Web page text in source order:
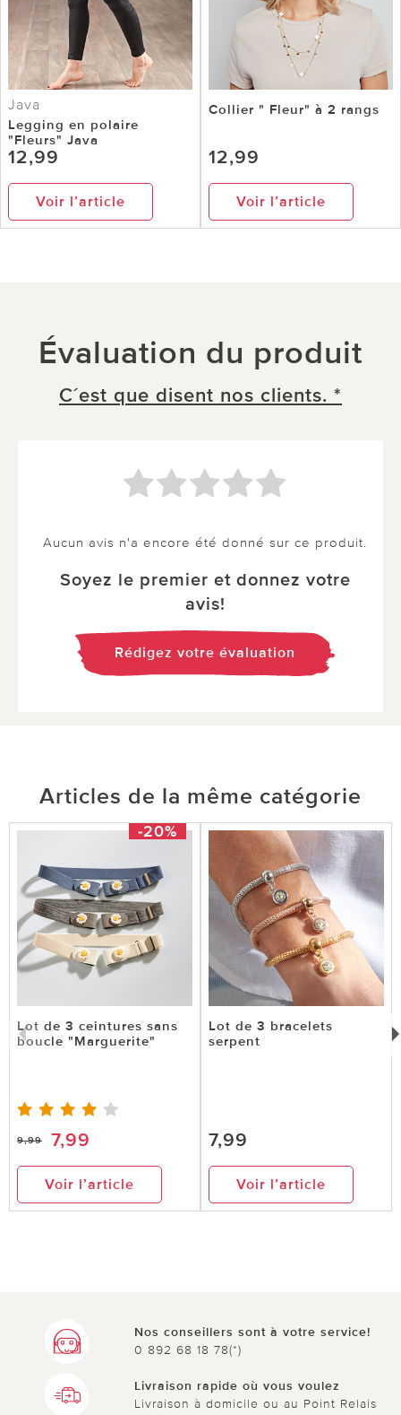
Java
Legging en polaire
"Fleurs" Java
12,99
Voir l’article
Collier " Fleur" à 2 rangs
12,99
Voir l’article
Évaluation du produit
C´est que disent nos clients. *
Aucun avis n'a encore été donné sur ce produit.
Soyez le premier et donnez votre
avis!
Rédigez votre évaluation
Articles de la même catégorie
-20%
Lot de 3 ceintures sans
boucle "Marguerite"
9,99 7,99
Voir l’article
Lot de 3 bracelets
serpent
7,99
Voir l’article
Nos conseillers sont à votre service!
0 892 68 18 78(*)
Livraison rapide où vous voulez
Livraison à domicile ou au Point Relais